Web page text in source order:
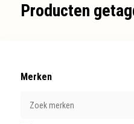
op
Enter
te
gaan.
met
Producten
Merken